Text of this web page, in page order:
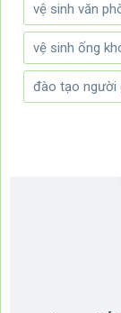
vệ sinh văn
vệ sinh ống
đào tạo người